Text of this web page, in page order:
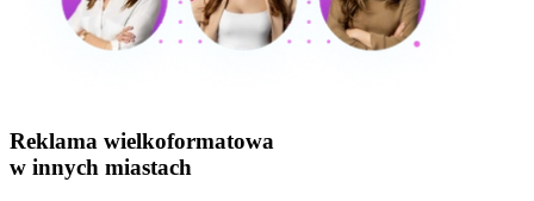
Reklama wielkoformatowa
w innych miastach